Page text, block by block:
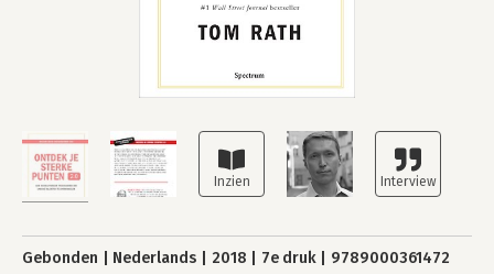
Gebonden Nederlands 2018 7e druk 9789000361472